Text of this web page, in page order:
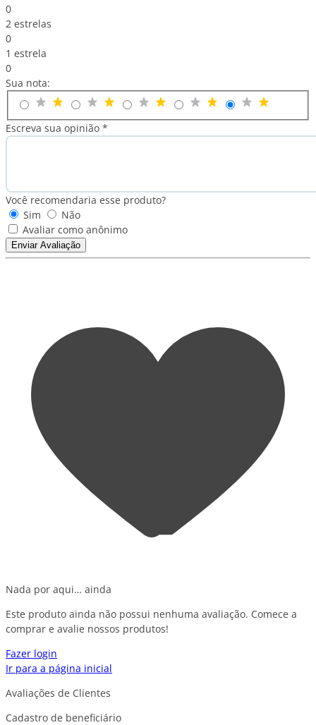
0
2 estrelas
0
1 estrela
0
Sua nota:
Escreva sua opinião *
Você recomendaria esse produto?
Sim
Não
Avaliar como anônimo
Enviar Avaliação
Nada por aqui… ainda
Este produto ainda não possui nenhuma avaliação. Comece a
comprar e avalie nossos produtos!
Fazer login
Ir para a página inicial
Avaliações de Clientes
Cadastro de beneficiário